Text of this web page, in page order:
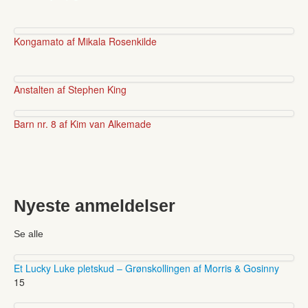
Kongamato af Mikala Rosenkilde
Anstalten af Stephen King
Barn nr. 8 af Kim van Alkemade
Nyeste anmeldelser
Se alle
Et Lucky Luke pletskud – Grønskollingen af Morris & Gosinny
15